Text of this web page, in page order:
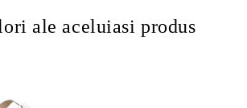
ale aceluiasi produs